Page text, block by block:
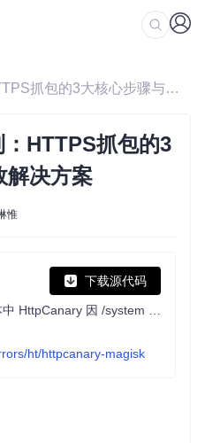
/ 突破Android限制：HTTPS抓包的3大核心步骤与高效解决方案
HTTPS抓包的3
解决方案
惟
下载源代码
ht/httpcanary-magisk